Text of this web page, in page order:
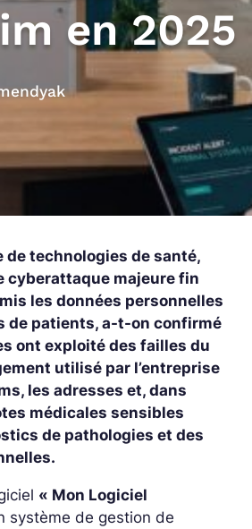
en 2025
de technologies de santé,
cyberattaque majeure fin
les données personnelles
de patients, a-t-on confirmé
ont exploité des failles du
utilisé par l’entreprise
les adresses et, dans
médicales sensibles
de pathologies et des
« Mon Logiciel
système de gestion de